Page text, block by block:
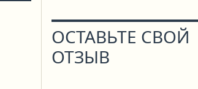
ОСТАВЬТЕ СВОЙ
ОТЗЫВ